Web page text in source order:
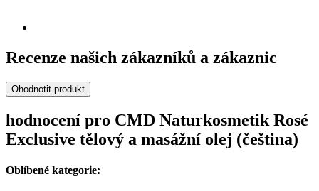
Recenze našich zákazníků a zákaznic
Ohodnotit produkt
hodnocení pro CMD Naturkosmetik Rosé
Exclusive tělový a masážní olej (čeština)
Oblíbené kategorie: